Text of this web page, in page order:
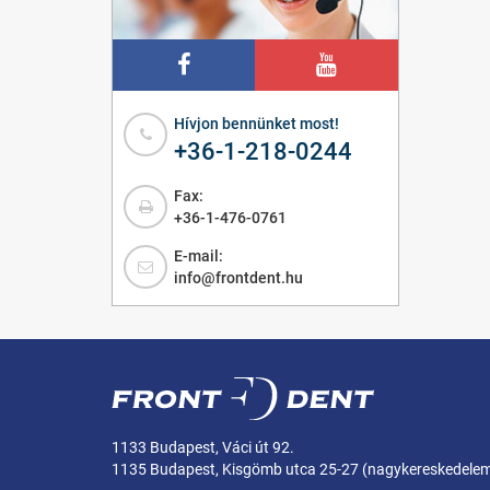
Hívjon bennünket most!
+36-1-218-0244
Fax:
+36-1-476-0761
E-mail:
info@frontdent.hu
1133 Budapest, Váci út 92.
1135 Budapest, Kisgömb utca 25-27